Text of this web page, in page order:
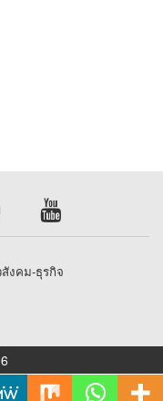
งคม-ธุรกิจ